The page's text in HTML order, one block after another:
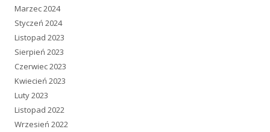
Marzec 2024
Styczeń 2024
Listopad 2023
Sierpień 2023
Czerwiec 2023
Kwiecień 2023
Luty 2023
Listopad 2022
Wrzesień 2022